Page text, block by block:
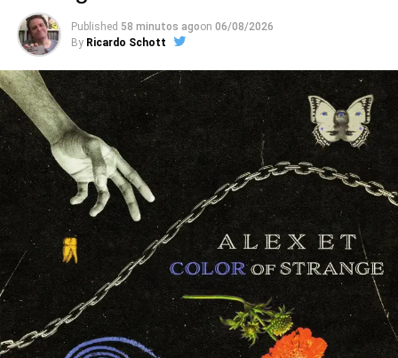
próprias reforma caseiras, ou as dos vizinhos.
Com recordações de city pop, soft rock, música de
elevador, karaokês e cenas de filmes com gente cantando
sozinha acompanhada de um synth, o Pianocoquetel é
uma festa pop sarcástica, que segue com a new-bossa de
Silêncio constrangedor, o soul lento deOlha só(que fala
do esforço para ser visto vivo “nesse velho funeral” cheio
de valores cagados e tempos desperdiçados), o samba-
lounge mágico deAno inteiro(essa, soando como uma
suposta parceria entre Arnaldo Baptista e Guilherme
Arantes) e a valsa tóxica de Taekwondo.
Ouvimos : ttoró – Isca(EP)
Nessa base, o Pianocoquetel acaba lembrando bandas
como Sparks, que unem melodias contemplativas e
Published 58 minutos agoon 06/08/2026
By Ricardo Schott